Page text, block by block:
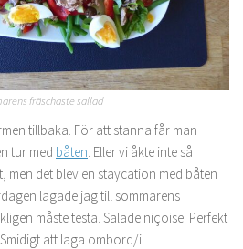
fräschaste sallad
tillbaka. För att stanna får man
tur med båten . Eller vi åkte inte så
men det blev en staycation med båten
lagade jag till sommarens
måste testa. Salade niçoise. Perfekt
att laga ombord/i